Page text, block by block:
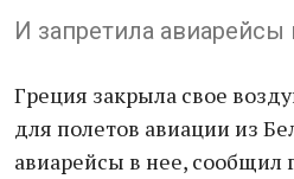
И запретила авиарейсы
Греция закрыла свое
для полетов авиации из
авиарейсы в нее, сообщил